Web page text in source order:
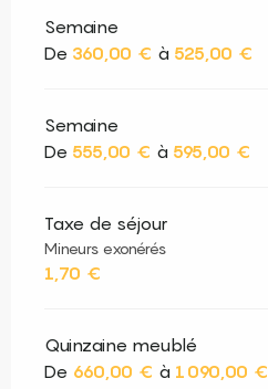
Semaine
De 360,00 € à 525,00 €
Semaine
De 555,00 € à 595,00 €
Taxe de séjour
Mineurs exonérés
1,70 €
Quinzaine meublé
De 660,00 € à 1 090,00 €